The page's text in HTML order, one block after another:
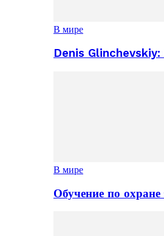
В мире
Denis Glinchevskiy:
В мире
Обучение по